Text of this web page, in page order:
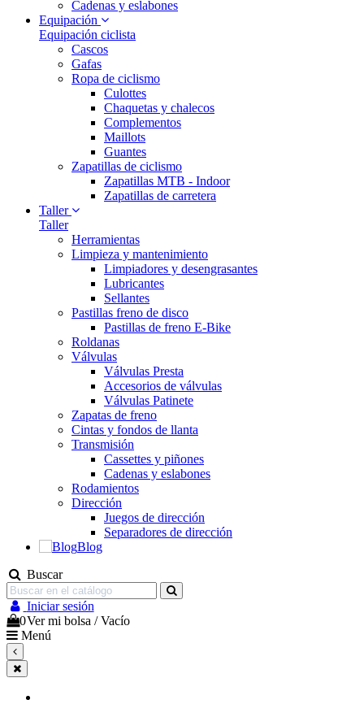
Cadenas y eslabones
Equipación
Equipación ciclista
Cascos
Gafas
Ropa de ciclismo
Culottes
Chaquetas y chalecos
Complementos
Maillots
Guantes
Zapatillas de ciclismo
Zapatillas MTB - Indoor
Zapatillas de carretera
Taller
Taller
Herramientas
Limpieza y mantenimiento
Limpiadores y desengrasantes
Lubricantes
Sellantes
Pastillas freno de disco
Pastillas de freno E-Bike
Roldanas
Válvulas
Válvulas Presta
Accesorios de válvulas
Válvulas Patinete
Zapatas de freno
Cintas y fondos de llanta
Transmisión
Cassettes y piñones
Cadenas y eslabones
Rodamientos
Dirección
Juegos de dirección
Separadores de dirección
Blog
Buscar
Iniciar sesión
0Ver mi bolsa /Vacío
Menú